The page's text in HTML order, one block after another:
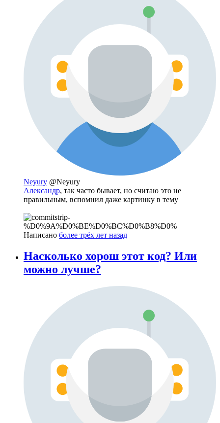
Neyury @Neyury
Александр, так часто бывает, но считаю это не
правильным, вспомнил даже картинку в тему
Написано более трёх лет назад
Насколько хорош этот код? Или
можно лучше?